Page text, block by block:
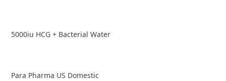
5000iu HCG + Bacterial Water
Para Pharma US Domestic